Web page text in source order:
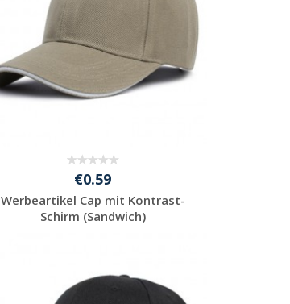
€0.59
Werbeartikel Cap mit Kontrast-
Schirm (Sandwich)